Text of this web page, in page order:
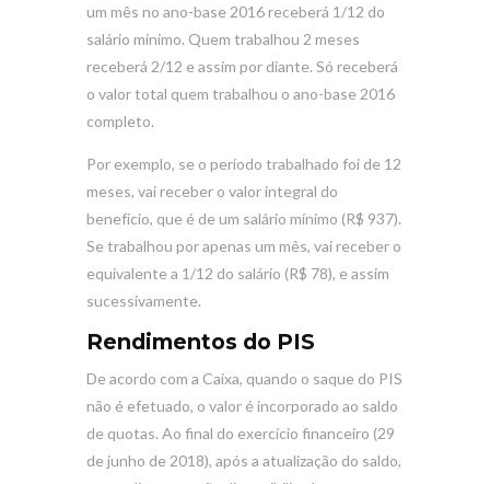
um mês no ano-base 2016 receberá 1/12 do
salário mínimo. Quem trabalhou 2 meses
receberá 2/12 e assim por diante. Só receberá
o valor total quem trabalhou o ano-base 2016
completo.
Por exemplo, se o período trabalhado foi de 12
meses, vai receber o valor integral do
benefício, que é de um salário mínimo (R$ 937).
Se trabalhou por apenas um mês, vai receber o
equivalente a 1/12 do salário (R$ 78), e assim
sucessivamente.
Rendimentos do PIS
De acordo com a Caixa, quando o saque do PIS
não é efetuado, o valor é incorporado ao saldo
de quotas. Ao final do exercício financeiro (29
de junho de 2018), após a atualização do saldo,